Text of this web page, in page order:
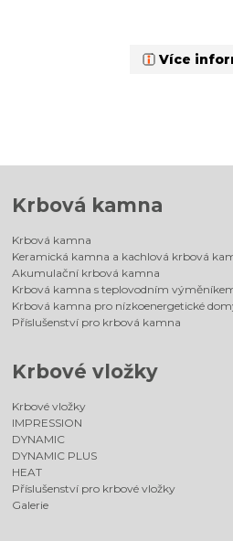
Více
Krbová kamna
Krbová kamna
Keramická kamna a kachlová krbová
Akumulační krbová kamna
Krbová kamna s teplovodním
Krbová kamna pro nízkoenergetické
Příslušenství pro krbová kamna
Krbové vložky
Krbové vložky
IMPRESSION
DYNAMIC
DYNAMIC PLUS
HEAT
Příslušenství pro krbové vložky
Galerie